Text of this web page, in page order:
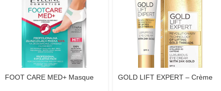
FOOT CARE MED+ Masque
GOLD LIFT EXPERT – Crème